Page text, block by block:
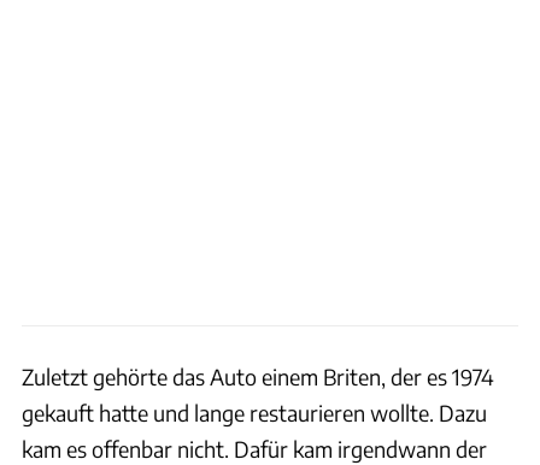
Zuletzt gehörte das Auto einem Briten, der es 1974
gekauft hatte und lange restaurieren wollte. Dazu
kam es offenbar nicht. Dafür kam irgendwann der